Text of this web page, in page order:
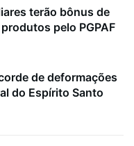
terão bônus de
pelo PGPAF
de deformações
do Espírito Santo